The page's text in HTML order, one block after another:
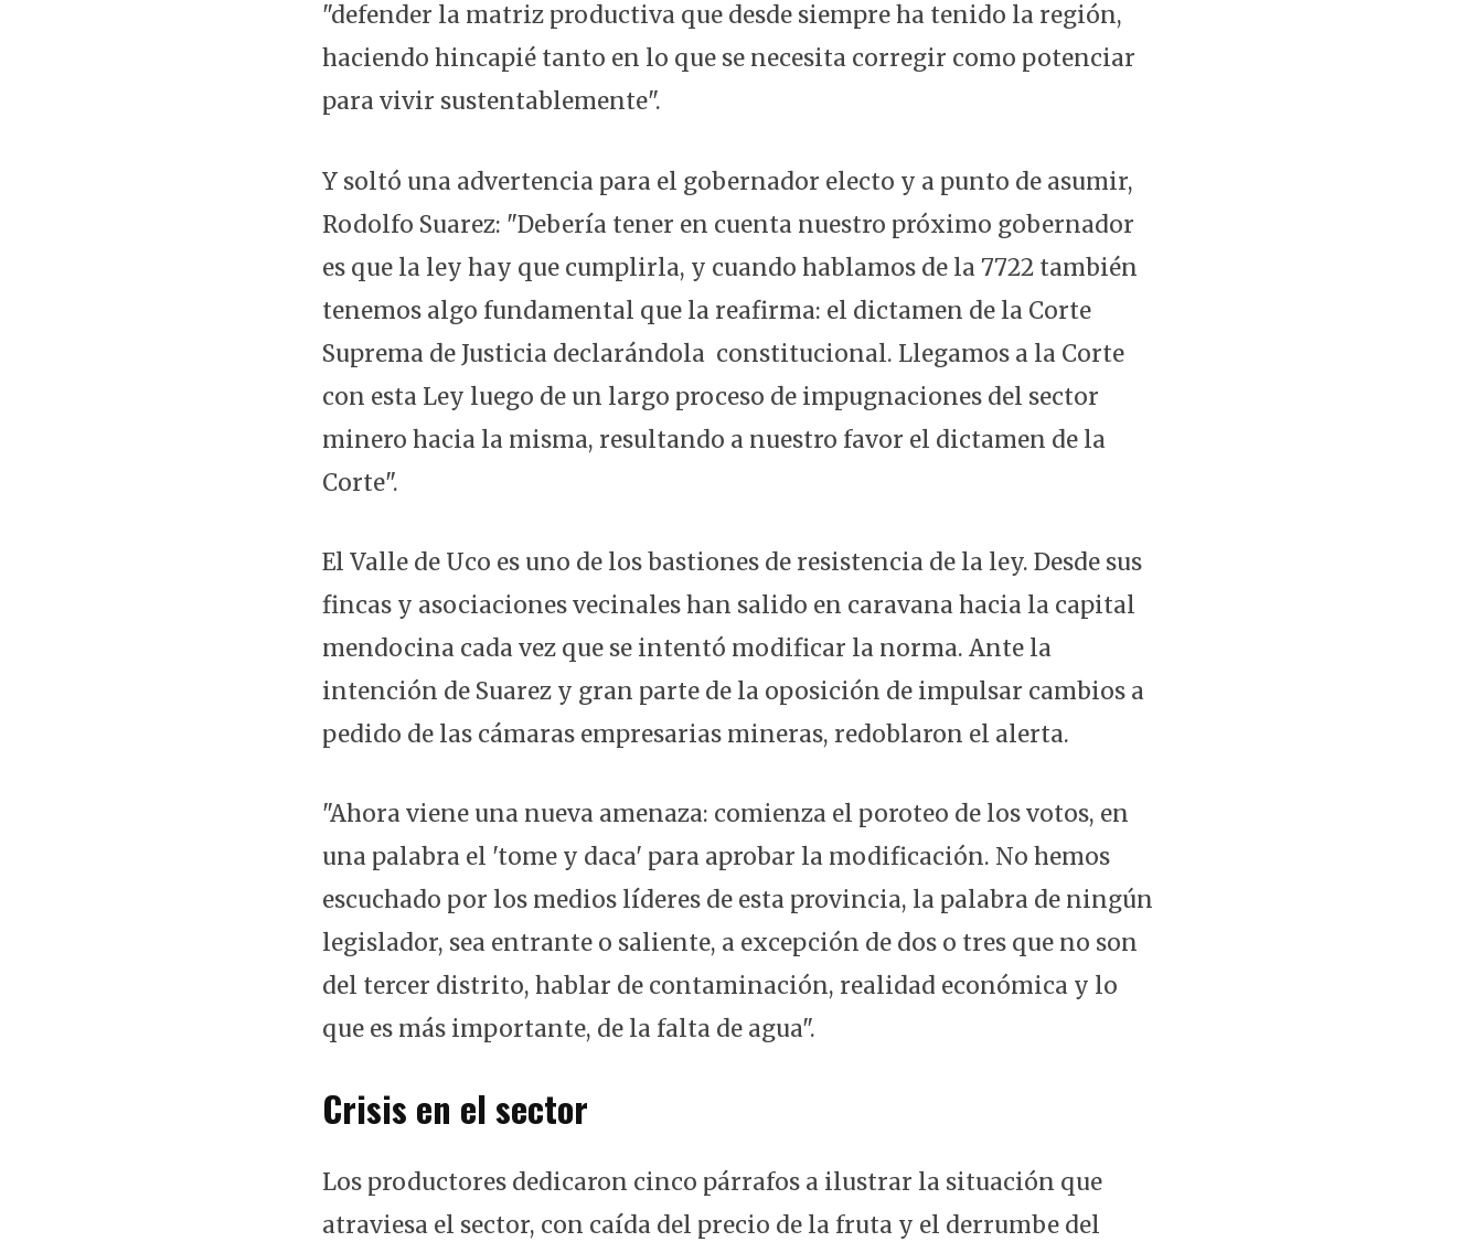
"defender la matriz productiva que desde siempre ha tenido la región,
haciendo hincapié tanto en lo que se necesita corregir como potenciar
para vivir sustentablemente".
Y soltó una advertencia para el gobernador electo y a punto de asumir,
Rodolfo Suarez: "Debería tener en cuenta nuestro próximo gobernador
es que la ley hay que cumplirla, y cuando hablamos de la 7722 también
tenemos algo fundamental que la reafirma: el dictamen de la Corte
Suprema de Justicia declarándola constitucional. Llegamos a la Corte
con esta Ley luego de un largo proceso de impugnaciones del sector
minero hacia la misma, resultando a nuestro favor el dictamen de la
Corte".
El Valle de Uco es uno de los bastiones de resistencia de la ley. Desde sus
fincas y asociaciones vecinales han salido en caravana hacia la capital
mendocina cada vez que se intentó modificar la norma. Ante la
intención de Suarez y gran parte de la oposición de impulsar cambios a
pedido de las cámaras empresarias mineras, redoblaron el alerta.
"Ahora viene una nueva amenaza: comienza el poroteo de los votos, en
una palabra el 'tome y daca' para aprobar la modificación. No hemos
escuchado por los medios líderes de esta provincia, la palabra de ningún
legislador, sea entrante o saliente, a excepción de dos o tres que no son
del tercer distrito, hablar de contaminación, realidad económica y lo
que es más importante, de la falta de agua".
Crisis en el sector
Los productores dedicaron cinco párrafos a ilustrar la situación que
atraviesa el sector, con caída del precio de la fruta y el derrumbe del